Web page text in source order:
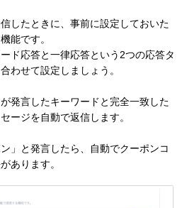
したときに、事前に設定しておいた
能です。
ド応答と一律応答という2つの応答タ
わせて設定しましょう。
発言したキーワードと完全一致した
ージを自動で返信します。
」と発言したら、自動でクーポンコ
あります。